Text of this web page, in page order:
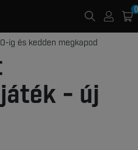
ig és kedden megkapod
- új
0